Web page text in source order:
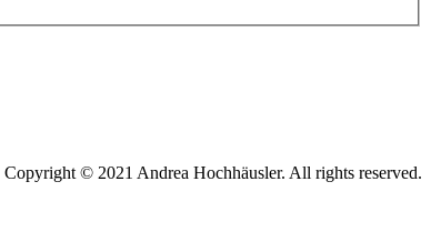
Copyright © 2021 Andrea Hochhäusler. All rights reserved.